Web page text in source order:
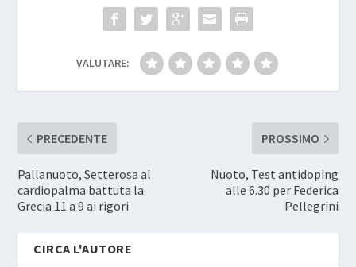
VALUTARE:
PRECEDENTE
Pallanuoto, Setterosa al
cardiopalma battuta la
Grecia 11 a 9 ai rigori
PROSSIMO
Nuoto, Test antidoping
alle 6.30 per Federica
Pellegrini
CIRCA L'AUTORE